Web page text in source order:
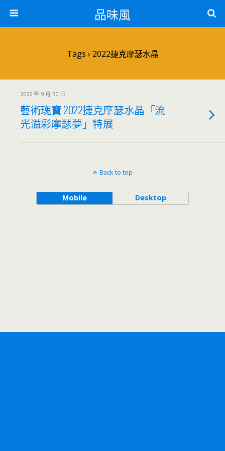
品味風
Tags › 2022捷克摩瑟水晶
2022 年 9 月 30 日
藝術瑰寶 2022捷克摩瑟水晶「流
光溢彩摩瑟夢」特展
Back to top
Mobile Desktop